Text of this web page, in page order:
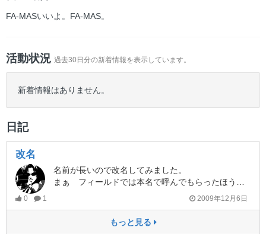
FA-MASいいよ。FA-MAS。
活動状況 過去30日分の新着情報を表示しています。
新着情報はありません。
日記
改名
名前が長いので改名してみました。
まぁ フィールドでは本名で呼んでもらったほうが助かるんですけどね。。。
0 1 2009年12月6日
もっと見る